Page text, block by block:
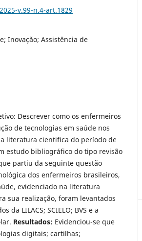
v.99-n.4-art.1829
Inovação; Assistência de
Descrever como os enfermeiros
de tecnologias em saúde nos
literatura cientifica do período de
estudo bibliográfico do tipo revisão
partiu da seguinte questão
dos enfermeiros brasileiros,
evidenciado na literatura
sua realização, foram levantados
da LILACS; SCIELO; BVS e a
Resultados: Evidenciou-se que
digitais; cartilhas;